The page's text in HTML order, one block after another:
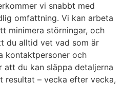
vi snabbt med
omfattning. Vi kan arbeta
minimera störningar, och
du alltid vet vad som är
kontaktpersoner och
att du kan släppa detaljerna
resultat – vecka efter vecka,